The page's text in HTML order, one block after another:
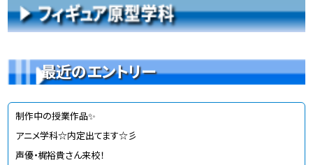
最近のエントリー
制作中の授業作品✨
アニメ学科☆内定出てます☆彡
声優・梶裕貴さん来校！